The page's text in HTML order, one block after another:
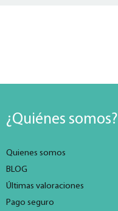
¿Quiénes somos?
Quienes somos
BLOG
Últimas valoraciones
Pago seguro